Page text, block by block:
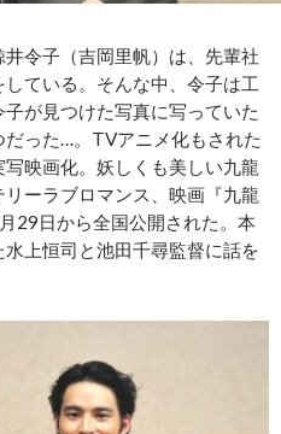
令子（吉岡里帆）は、先輩社
ている。そんな中、令子は工
が見つけた写真に写っていた
った…。TVアニメ化もされた
映画化。妖しくも美しい九龍
ーラブロマンス、映画『九龍
29日から全国公開された。本
上恒司と池田千尋監督に話を